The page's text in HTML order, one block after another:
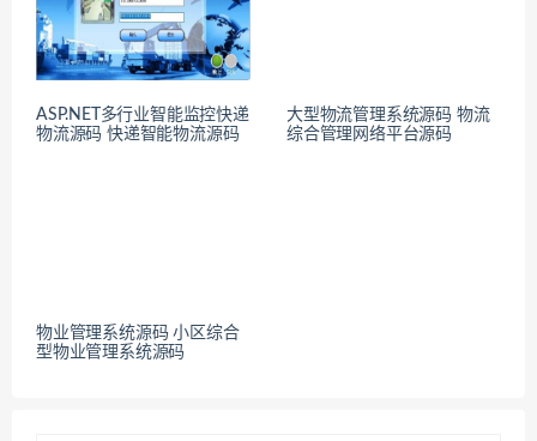
ASP.NET多行业智能监控快递
物流源码 快递智能物流源码
大型物流管理系统源码 物流
综合管理网络平台源码
物业管理系统源码 小区综合
型物业管理系统源码